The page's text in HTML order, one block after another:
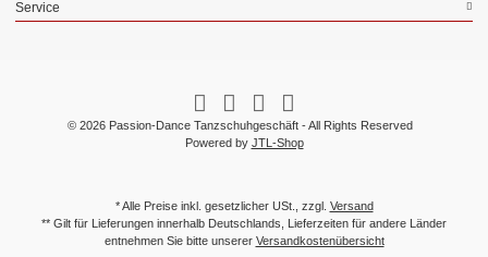
Service
© 2026 Passion-Dance Tanzschuhgeschäft - All Rights Reserved
Powered by JTL-Shop
* Alle Preise inkl. gesetzlicher USt., zzgl. Versand
** Gilt für Lieferungen innerhalb Deutschlands, Lieferzeiten für andere Länder
entnehmen Sie bitte unserer Versandkostenübersicht